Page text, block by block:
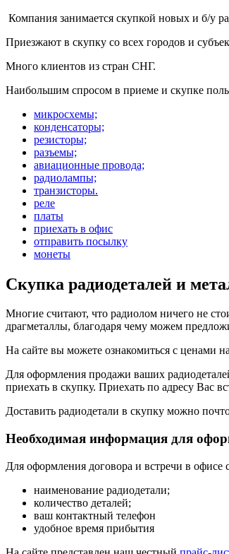
Компания занимается скупкой новых и б/у
Приезжают в скупку со всех городов и
Много клиентов из стран СНГ.
Наибольшим спросом в приеме и скупке
микросхемы;
конденсаторы;
резисторы;
разъемы;
авиационные провода;
радиолампы;
транзисторы.
реле
платы
приехать в офис
отправить посылку
монеты
Скупка радиодеталей и
Многие считают, что радиолом ничего не
драгметаллы, благодаря чему можем
На сайте вы можете ознакомиться с ценами
Для оформления продажи ваших
приехать в скупку. Приехать по адресу Вас
Доставить радиодетали в скупку можно
Необходимая информация для
Для оформления договора и встречи в
наименование радиодетали;
количество деталей;
ваш контактный телефон
удобное время прибытия